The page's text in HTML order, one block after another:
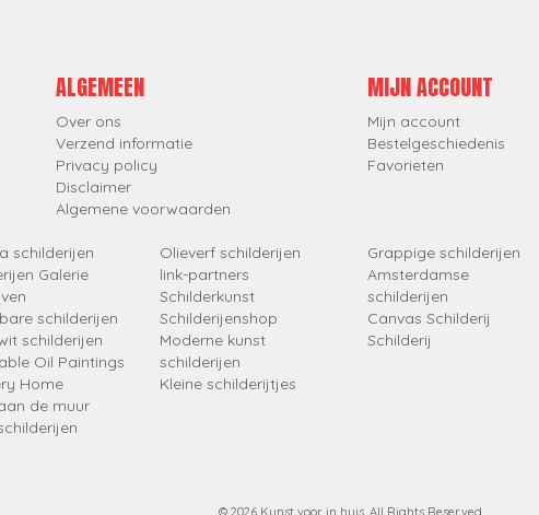
ALGEMEEN
Over ons
Verzend informatie
Privacy policy
Disclaimer
Algemene voorwaarden
MIJN ACCOUNT
Mijn account
Bestelgeschiedenis
Favorieten
schilderijen
Galerie
schilderijen
schilderijen
Oil Paintings
Home
de muur
Olieverf schilderijen
link-partners
Schilderkunst
Schilderijenshop
Moderne kunst
schilderijen
Kleine schilderijtjes
Grappige schilderijen
Amsterdamse
schilderijen
Canvas Schilderij
Schilderij
© 2026 Kunst voor in huis. All Rights Reserved.